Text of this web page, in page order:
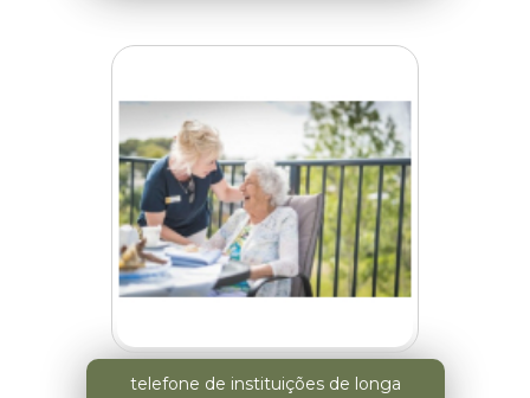
telefone de instituições de longa